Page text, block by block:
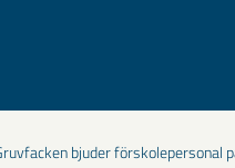
bjuder förskolepersonal